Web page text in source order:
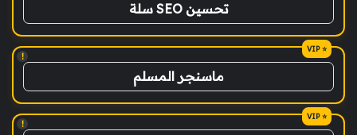
تحسين SEO سلة
!
ماسنجر المسلم
!